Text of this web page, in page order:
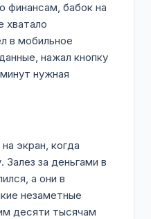
финансам, бабок на
хватало
в мобильное
нажал кнопку
нужная
экран, когда
за деньгами в
а они в
незаметные
десяти тысячам